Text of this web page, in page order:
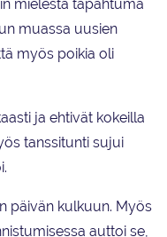
mielestä tapahtuma
muassa uusien
myös poikia oli
ja ehtivät kokeilla
tanssitunti sujui
päivän kulkuun. Myös
auttoi se,